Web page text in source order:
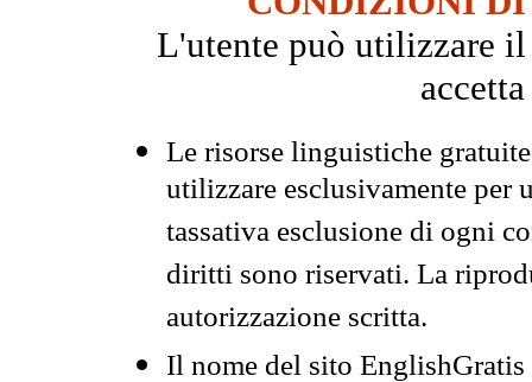
L'utente può utilizzare il
Le risorse linguistiche
utilizzare esclusivamente per
tassativa esclusione di ogni
diritti sono riservati. La
autorizzazione scritta.
Il nome del sito